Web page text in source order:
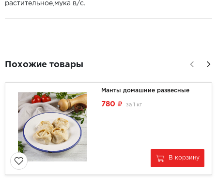
растительное,мука в/с.
Похожие товары
Манты домашние развесные
780 за 1 кг
В корзину